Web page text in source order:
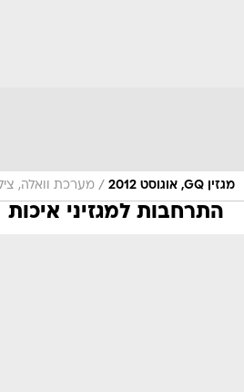
מגזין GQ, אוגוסט 2012 / מערכת וואלה,
התרחבות למגזיני איכות